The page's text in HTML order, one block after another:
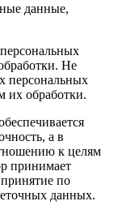
данные,
Не
персональных
их обработки.
а в
к целям
принимает
по
данных.